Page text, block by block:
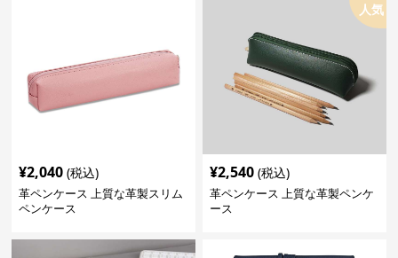
¥2,040 (税込)
革ペンケース 上質な革製スリム
ペンケース
人気
¥2,540 (税込)
革ペンケース 上質な革製ペンケ
ース